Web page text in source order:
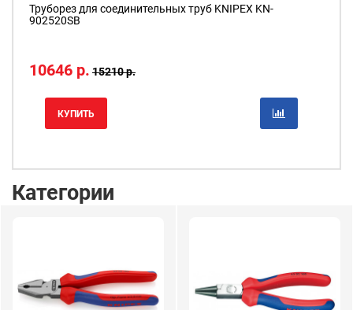
Труборез для соединительных труб KNIPEX KN-
902520SB
10646 р. 15210 р.
КУПИТЬ
Категории